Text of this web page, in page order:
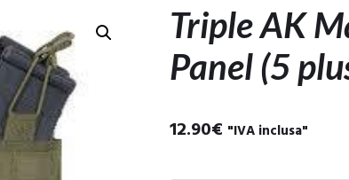
Triple AK
Panel (5
12.90€ "IVA inclusa"